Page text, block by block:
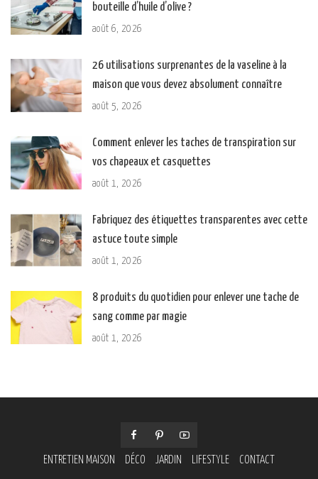
bouteille d’huile d’olive ?
août 6, 2026
26 utilisations surprenantes de la vaseline à la
maison que vous devez absolument connaître
août 5, 2026
Comment enlever les taches de transpiration sur
vos chapeaux et casquettes
août 1, 2026
Fabriquez des étiquettes transparentes avec cette
astuce toute simple
août 1, 2026
8 produits du quotidien pour enlever une tache de
sang comme par magie
août 1, 2026
ENTRETIEN MAISON DÉCO JARDIN LIFESTYLE CONTACT